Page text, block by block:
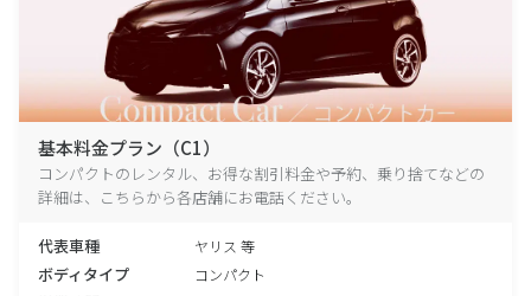
基本料金プラン（C1）
コンパクトのレンタル、お得な割引料金や予約、乗り捨てなどの
詳細は、こちらから各店舗にお電話ください。
代表車種 ヤリス 等
ボディタイプ コンパクト